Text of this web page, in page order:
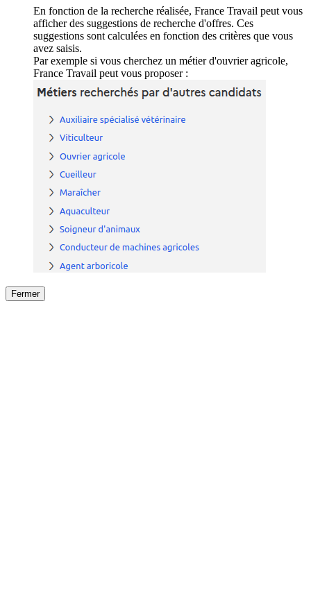
En fonction de la recherche réalisée, France Travail peut vous
afficher des suggestions de recherche d'offres. Ces
suggestions sont calculées en fonction des critères que vous
avez saisis.
Par exemple si vous cherchez un métier d'ouvrier agricole,
France Travail peut vous proposer :
Fermer